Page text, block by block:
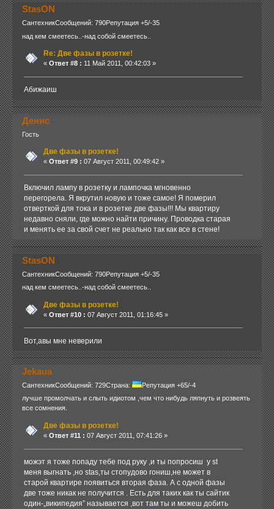
StasON
СантехникСообщений: 790Репутация +5/-35
над кем смеетесь..-над собой смеетесь..
Re: Две фазы в розетке!
« Ответ #8 : 11 Май 2011, 00:42:03 »
Абижаиш
Денис
Гость
Две фазы в розетке!
« Ответ #9 : 07 Август 2011, 00:49:42 »
Включил лампу в розетку и лампочка мгновенно
перегорела. Я вкрутил новую и тоже самое! Я померил
отверткой для тока и в розетке две фазы!!! Мы квартиру
недавно сняли, где можно найти причину. Проводка старая
и менять ее за свой счет не реально так как все в стене!
StasON
СантехникСообщений: 790Репутация +5/-35
над кем смеетесь..-над собой смеетесь..
Две фазы в розетке!
« Ответ #10 : 07 Август 2011, 01:16:45 »
Вот,авы мне неверили
Jekaua
СантехникСообщений: 729Страна:
Репутация +65/-4
лучше промолчать и слыть идиотом ,чем что нибудь ляпнуть и розвеять
все сомнения.
Две фазы в розетке!
« Ответ #11 : 07 Август 2011, 07:41:26 »
можэт я тоже попаду тебе под руку ,и ты попросиш у st
меня выгнать ,но stas,ты стопудово гониш,не может в
старой квартире появиться вторая фаза. А с одной фазы
две тоже никак не получится . Есть для таких как ты сайтик
один-„википедия” называется ,вот там ты и можеш добить